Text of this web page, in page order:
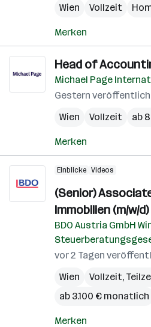
Wien Vollzeit
Merken
Head of
Michael Page
Gestern
Wien
Vollzeit ab
Merken
Einblicke Videos
(Senior)
Immobilien (m/w/d)
BDO Austria GmbH
vor 2 Tagen
Wien
Vollzeit,
ab 3.100 € monatlich
Merken